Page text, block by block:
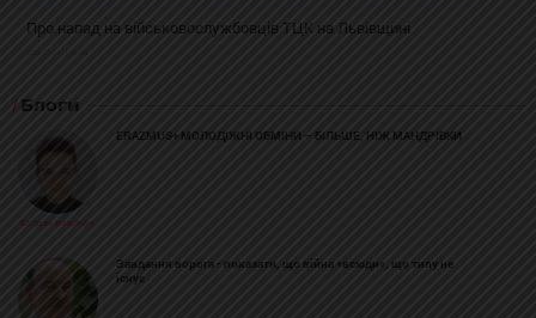
Про напад на військовослужбовців ТЦК на Львівщині
Блоги
Богдан Козійчук
ERAZMUS+ МОЛОДІЖНІ ОБМІНИ – БІЛЬШЕ, НІЖ МАНДРІВКИ
Завдання ворога - показати, що війна «всюди», що тилу не
існує